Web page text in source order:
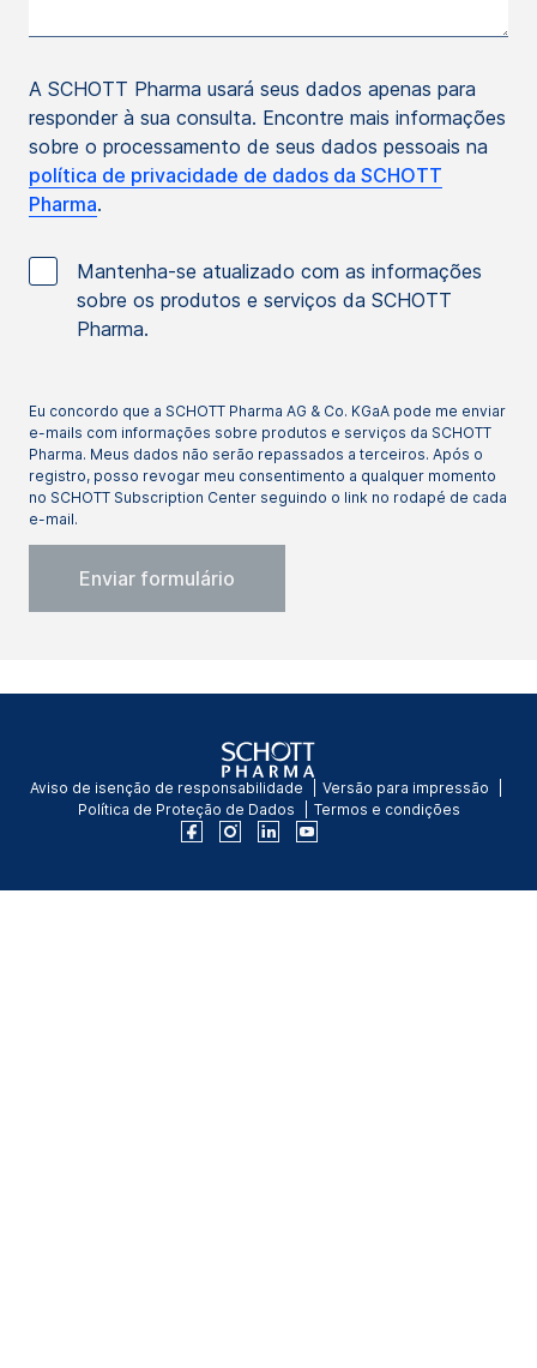
A SCHOTT Pharma usará seus dados apenas para
responder à sua consulta. Encontre mais informações
sobre o processamento de seus dados pessoais na
política de privacidade de dados da SCHOTT
Pharma.
Mantenha-se atualizado com as informações
sobre os produtos e serviços da SCHOTT
Pharma.
Eu concordo que a SCHOTT Pharma AG & Co. KGaA pode me enviar
e-mails com informações sobre produtos e serviços da SCHOTT
Pharma. Meus dados não serão repassados a terceiros. Após o
registro, posso revogar meu consentimento a qualquer momento
no SCHOTT Subscription Center seguindo o link no rodapé de cada
e-mail.
Aviso de isenção de responsabilidade
Versão para impressão
Política de Proteção de Dados
Termos e condições